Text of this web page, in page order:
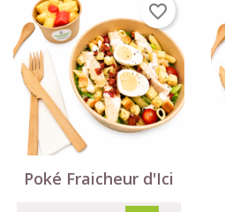
Poké Fraicheur d'Ici
favorite_border